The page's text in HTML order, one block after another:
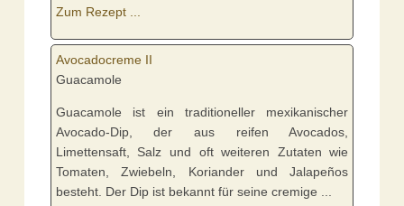
Zum Rezept ...
Avocadocreme II
Guacamole
Guacamole ist ein traditioneller mexikanischer
Avocado-Dip, der aus reifen Avocados,
Limettensaft, Salz und oft weiteren Zutaten wie
Tomaten, Zwiebeln, Koriander und Jalapeños
besteht. Der Dip ist bekannt für seine cremige ...